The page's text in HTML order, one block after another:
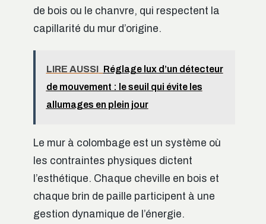
de bois ou le chanvre, qui respectent la
capillarité du mur d’origine.
LIRE AUSSI Réglage lux d’un détecteur
de mouvement : le seuil qui évite les
allumages en plein jour
Le mur à colombage est un système où
les contraintes physiques dictent
l’esthétique. Chaque cheville en bois et
chaque brin de paille participent à une
gestion dynamique de l’énergie.